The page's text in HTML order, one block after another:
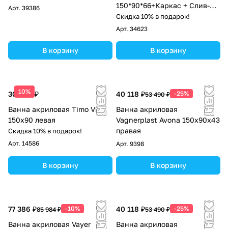
Арт. 39386
В корзину
150*90*66+Каркас + Слив-
перелив+Фронтальная
панель
Скидка 10% в подарок!
Арт. 34623
В корзину
10%
30 000 ₽
Ванна акриловая Timo Vino
150x90 левая
Скидка 10% в подарок!
Арт. 14586
В корзину
40 118 ₽53 490 ₽ -25%
Ванна акриловая
Vagnerplast Avona 150x90x43
правая
Арт. 9398
В корзину
77 386 ₽85 984 ₽ -10%
Ванна акриловая Vayer
40 118 ₽53 490 ₽ -25%
Ванна акриловая